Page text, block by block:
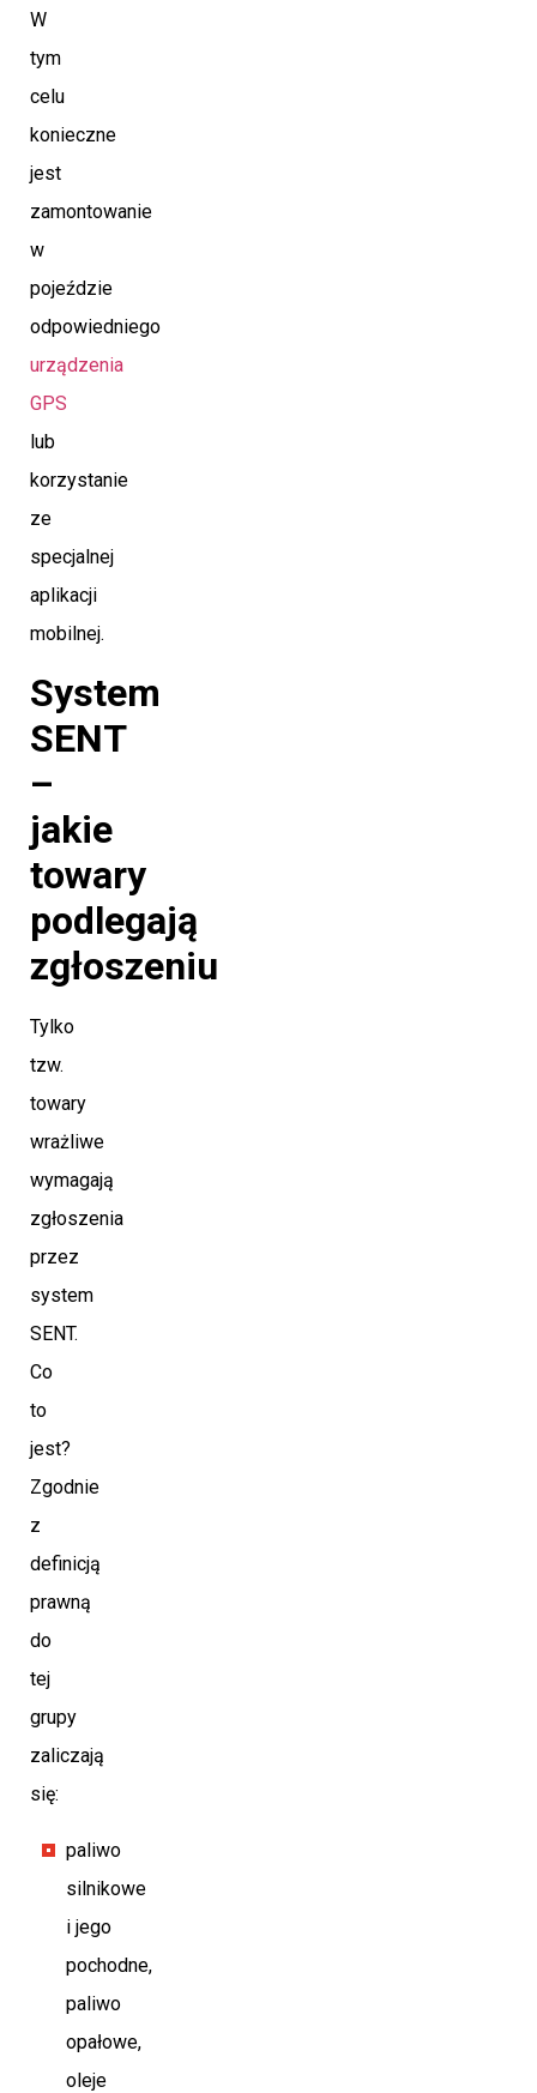
W
tym
celu
konieczne
jest
zamontowanie
w
pojeździe
odpowiedniego
urządzenia
GPS
lub
korzystanie
ze
specjalnej
aplikacji
mobilnej.
System
SENT
–
jakie
towary
podlegają
zgłoszeniu
Tylko
tzw.
towary
wrażliwe
wymagają
zgłoszenia
przez
system
SENT.
Co
to
jest?
Zgodnie
z
definicją
prawną
do
tej
grupy
zaliczają
się:
paliwo
silnikowe
i jego
pochodne,
paliwo
opałowe,
oleje